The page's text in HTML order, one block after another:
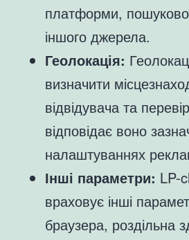
платформи,
іншого джерела.
Геолокація:
визначити
відвідувача та
відповідає воно
налаштуваннях
Інші параметри: LP-
враховує інші
браузера, роздільна